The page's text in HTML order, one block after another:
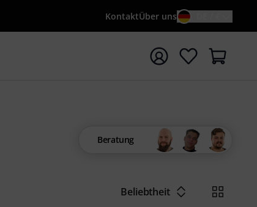
KontaktÜber uns
Suchwort {searchTerm} starten
Beratung
Beliebtheit